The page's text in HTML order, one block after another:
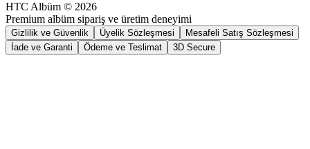
HTC Albüm © 2026
Premium albüm sipariş ve üretim deneyimi
Gizlilik ve Güvenlik Üyelik Sözleşmesi
Mesafeli Satış Sözleşmesi
İade ve Garanti
Ödeme ve Teslimat 3D Secure